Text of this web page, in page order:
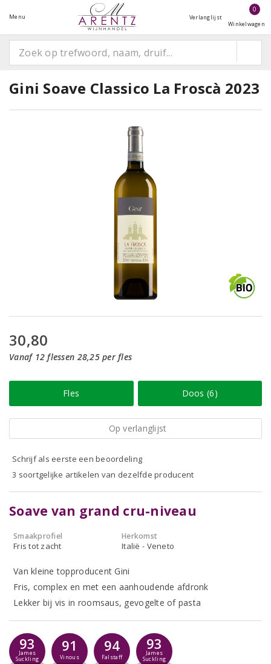
Menu Verlanglijst
0
Winkelwagen
Gini Soave Classico La Froscà 2023
30,80
Vanaf 12 flessen 28,25 per fles
Fles Doos (6)
Op verlanglijst
Schrijf als eerste een beoordeling
3 soortgelijke artikelen van dezelfde producent
Soave van grand cru-niveau
Smaakprofiel
Fris tot zacht
Herkomst
Italië - Veneto
Van kleine topproducent Gini
Fris, complex en met een aanhoudende afdronk
Lekker bij vis in roomsaus, gevogelte of pasta
93
James
Suckling
91
Vinous
94
Falstaff
93
James
Suckling